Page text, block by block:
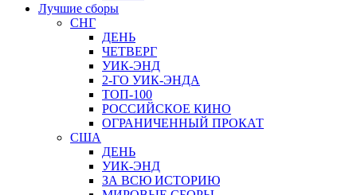
Лучшие сборы
СНГ
ДЕНЬ
ЧЕТВЕРГ
УИК-ЭНД
2-ГО УИК-ЭНДА
ТОП-100
РОССИЙСКОЕ КИНО
ОГРАНИЧЕННЫЙ ПРОКАТ
США
ДЕНЬ
УИК-ЭНД
ЗА ВСЮ ИСТОРИЮ